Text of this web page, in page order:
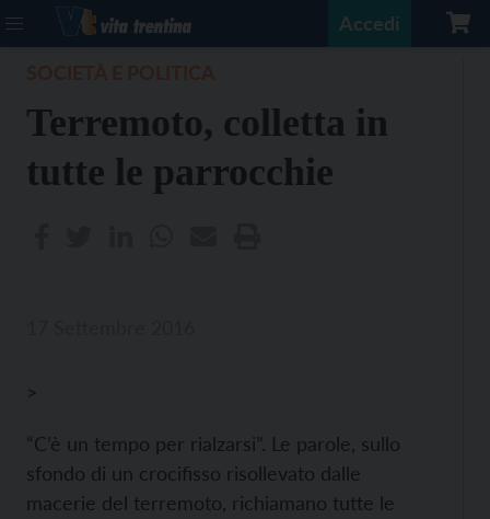
Accedi
Terremoto, colletta in
tutte le parrocchie
>
“C’è un tempo per rialzarsi”. Le parole, sullo
sfondo di un crocifisso risollevato dalle
macerie del terremoto, richiamano tutte le